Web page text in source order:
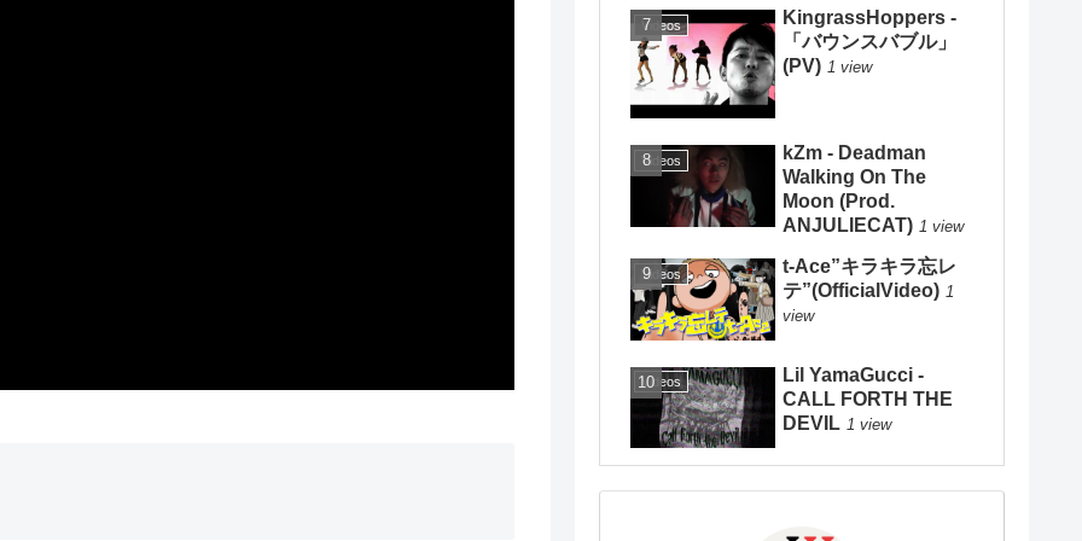
Videos
KingrassHoppers -
「バウンスバブル」
(PV) 1 view
Videos
kZm - Deadman
Walking On The
Moon (Prod.
ANJULIECAT) 1 view
Videos
t-Ace”キラキラ忘レ
テ”(OfficialVideo) 1
view
Videos
Lil YamaGucci -
CALL FORTH THE
DEVIL 1 view